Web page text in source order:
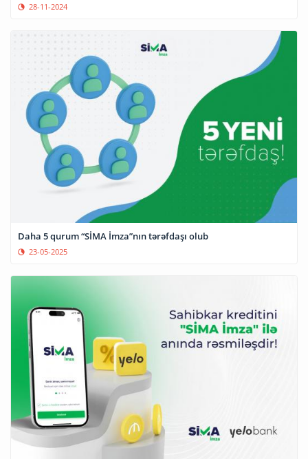
28-11-2024
Daha 5 qurum “SİMA İmza”nın tərəfdaşı olub
23-05-2025